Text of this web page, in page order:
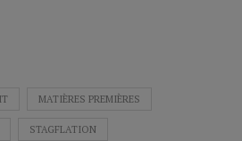
MATIÈRES PREMIÈRES
STAGFLATION